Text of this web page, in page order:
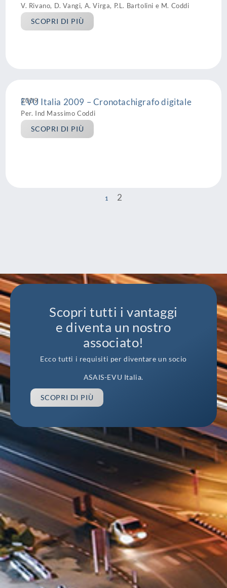
V. Rivano, D. Vangi, A. Virga, P.L. Bartolini e M. Coddi
SCOPRI DI PIÙ
2009
EVU Italia 2009 – Cronotachigrafo digitale
Per. Ind Massimo Coddi
SCOPRI DI PIÙ
1 2
Scopri tutti i vantaggi
e diventa un nostro
associato!
Ecco tutti i requisiti per diventare un socio
ASAIS-EVU Italia.
SCOPRI DI PIÙ